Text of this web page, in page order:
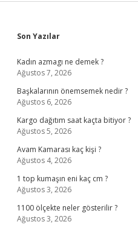
Sidebar
Son Yazılar
Kadın azmagı ne demek ?
Ağustos 7, 2026
Başkalarının önemsemek nedir ?
Ağustos 6, 2026
Kargo dağıtım saat kaçta bitiyor ?
Ağustos 5, 2026
Avam Kamarası kaç kişi ?
Ağustos 4, 2026
1 top kumaşın eni kaç cm ?
Ağustos 3, 2026
1100 ölçekte neler gösterilir ?
Ağustos 3, 2026